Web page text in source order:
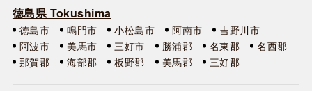
徳島県 Tokushima
徳島市 鳴門市 小松島市 阿南市
吉野川市
阿波市
美馬市 三好市 勝浦郡 名東郡
名西郡
那賀郡
海部郡 板野郡 美馬郡 三好郡